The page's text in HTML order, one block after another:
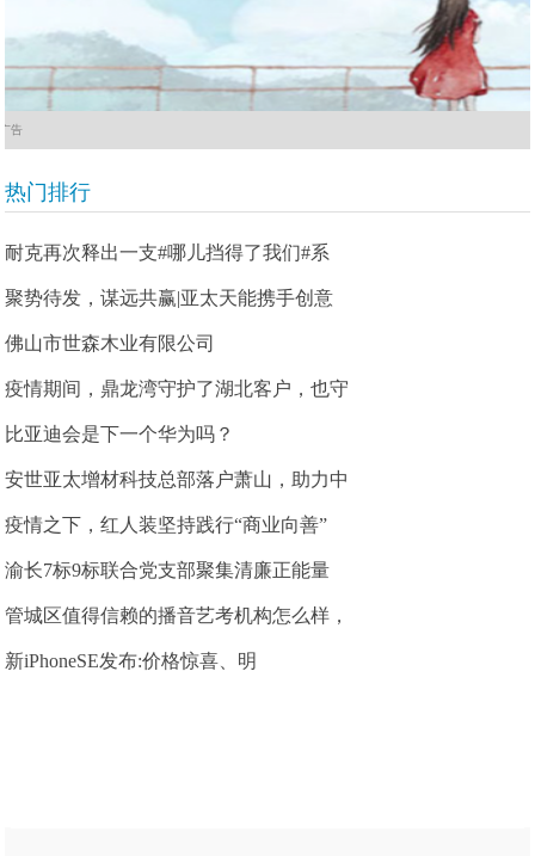
广告
热门排行
耐克再次释出一支#哪儿挡得了我们#系
聚势待发，谋远共赢|亚太天能携手创意
佛山市世森木业有限公司
疫情期间，鼎龙湾守护了湖北客户，也守
比亚迪会是下一个华为吗？
安世亚太增材科技总部落户萧山，助力中
疫情之下，红人装坚持践行“商业向善”
渝长7标9标联合党支部聚集清廉正能量
管城区值得信赖的播音艺考机构怎么样，
新iPhoneSE发布:价格惊喜、明